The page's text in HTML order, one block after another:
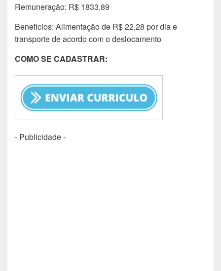
Remuneração: R$ 1833,89
Benefícios: Alimentação de R$ 22,28 por dia e
transporte de acordo com o deslocamento
COMO SE CADASTRAR:
- Publicidade -